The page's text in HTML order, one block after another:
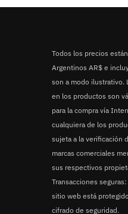
Todos los precios
Argentinos AR$ e
son a modo ilustrativo.
en los productos son
para la compra vía
cualquiera de los
sujeta a la verificación
marcas comerciales
sus respectivos
Transacciones
sitio web está
cifrado de seguridad.